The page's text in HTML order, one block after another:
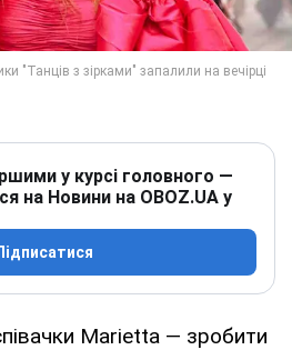
у курсі головного —
на Новини на OBOZ.UA у
Marietta — зробити